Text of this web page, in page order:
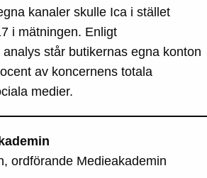
kanaler skulle Ica i stället
i mätningen. Enligt
står butikernas egna konton
av koncernens totala
medier.
ordförande Medieakademin